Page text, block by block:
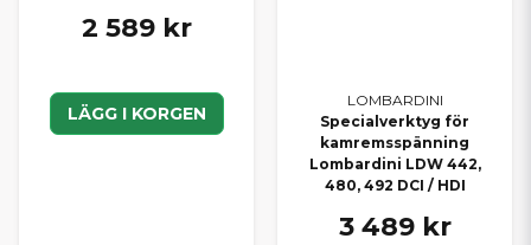
2 589 kr
LÄGG I KORGEN
LOMBARDINI
Specialverktyg för
kamremsspänning
Lombardini LDW 442,
480, 492 DCI / HDI
3 489 kr